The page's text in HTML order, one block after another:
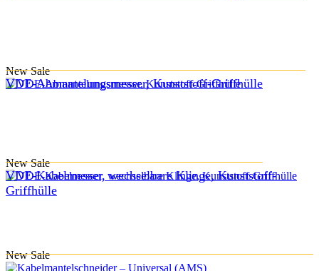
New Sale
VDE-Abmantelungsmesser, Kunststoff-Griffhülle
New Sale
VDE-Kabelmesser, wechselbare Klinge, Kunststoff-
Griffhülle
New Sale